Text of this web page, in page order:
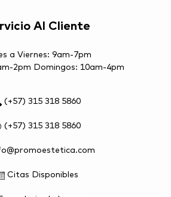
Al Cliente
a Viernes: 9am-7pm
2pm Domingos: 10am-4pm
(+57) 315 318 5860
(+57) 315 318 5860
Citas Disponibles